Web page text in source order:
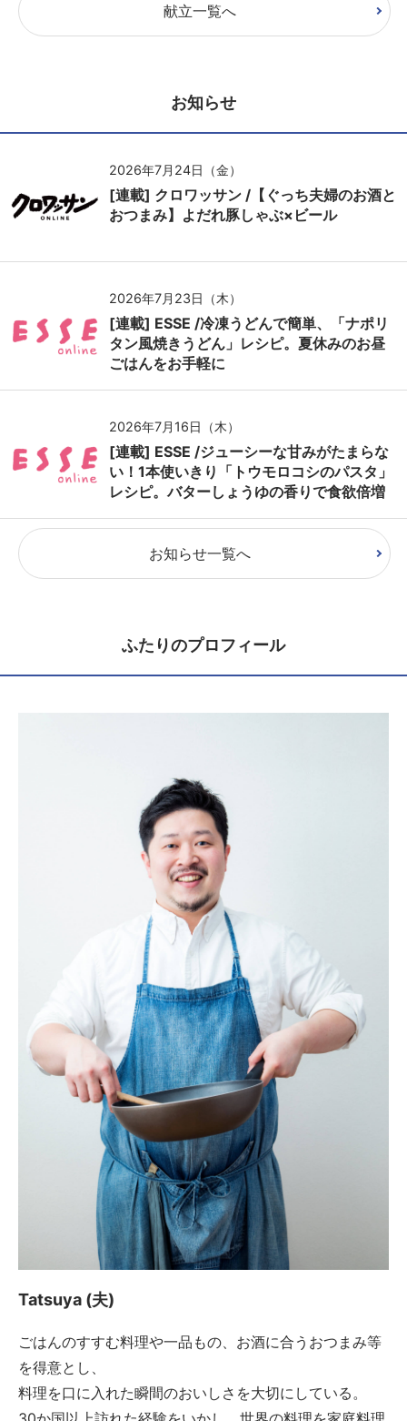
献立一覧へ
お知らせ
2026年7月24日（金）
[連載] クロワッサン /【ぐっち夫婦のお酒と
おつまみ】よだれ豚しゃぶ×ビール
2026年7月23日（木）
[連載] ESSE /冷凍うどんで簡単、「ナポリ
タン風焼きうどん」レシピ。夏休みのお昼
ごはんをお手軽に
2026年7月16日（木）
[連載] ESSE /ジューシーな甘みがたまらな
い！1本使いきり「トウモロコシのパスタ」
レシピ。バターしょうゆの香りで食欲倍増
お知らせ一覧へ
ふたりのプロフィール
Tatsuya (夫)
ごはんのすすむ料理や一品もの、お酒に合うおつまみ等
を得意とし、
料理を口に入れた瞬間のおいしさを大切にしている。